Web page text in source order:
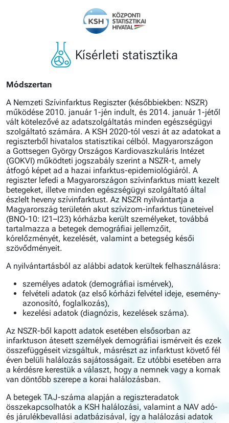
Kísérleti statisztika
Módszertan
A Nemzeti Szívinfarktus Regiszter (későbbiekben: NSZR)
működése 2010. január 1-jén indult, és 2014. január 1-jétől
vált kötelezővé az adatszolgáltatás minden egészségügyi
szolgáltató számára. A KSH 2020-tól veszi át az adatokat a
regiszterből hivatalos statisztikai célból. Magyarországon
a Gottsegen György Országos Kardiovaszkuláris Intézet
(GOKVI) működteti jogszabály szerint a NSZR-t, amely
átfogó képet ad a hazai infarktus-epidemiológiáról. A
regiszter lefedi a Magyarországon szívinfarktus miatt kezelt
betegeket, illetve minden egészségügyi szolgáltató által
észlelt heveny szívinfarktust. Az NSZR nyilvántartja a
Magyarország területén akut szívizom-infarktus tüneteivel
(BNO-10: I21–I23) kórházba került személyeket, továbbá
tartalmazza a betegek demográfiai jellemzőit,
kórelőzményét, kezelését, valamint a betegség késői
szövődményeit.
A nyilvántartásból az alábbi adatok kerültek felhasználásra:
személyes adatok (demográfiai ismérvek),
felvételi adatok (az első kórházi felvétel ideje, esemény-
azonosító, foglalkozás),
kezelési adatok (diagnózis, kezelések száma).
Az NSZR-ből kapott adatok esetében elsősorban az
infarktuson átesett személyek demográfiai ismérveit és ezek
összefüggéseit vizsgáltuk, másrészt az infarktust követő fél
éven belüli halálozás sajátosságait. Ez utóbbi esetében arra
a kérdésre kerestük a választ, hogy a nemnek vagy a kornak
van döntőbb szerepe a korai halálozásban.
A betegek TAJ-száma alapján a regiszteradatok
összekapcsolhatók a KSH halálozási, valamint a NAV adó-
és járulékbevallási adatbázisával, így a halálozási adatok